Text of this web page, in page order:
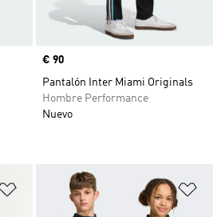
Precio
€ 90
Pantalón Inter Miami Originals
Hombre Performance
Nuevo
Añadir a la lista de deseos